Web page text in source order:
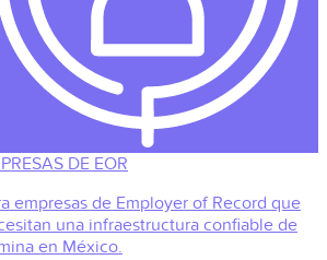
DE EOR
empresas de Employer of Record que
una infraestructura confiable de
en México.